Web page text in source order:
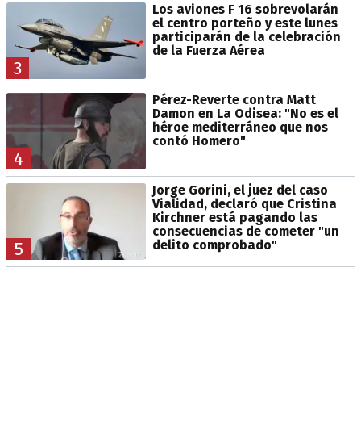
3
Los aviones F 16 sobrevolarán
el centro porteño y este lunes
participarán de la celebración
de la Fuerza Aérea
4
Pérez-Reverte contra Matt
Damon en La Odisea: "No es el
héroe mediterráneo que nos
contó Homero"
5
Jorge Gorini, el juez del caso
Vialidad, declaró que Cristina
Kirchner está pagando las
consecuencias de cometer "un
delito comprobado"